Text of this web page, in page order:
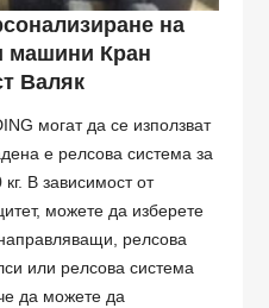
на
машини Кран
Валяк
могат да се използват
е релсова система за
В зависимост от
можете да изберете
релсова
или релсова система
да можете да